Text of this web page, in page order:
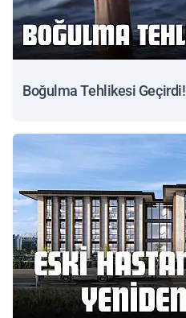
Boğulma Tehlikesi Geçirdi!